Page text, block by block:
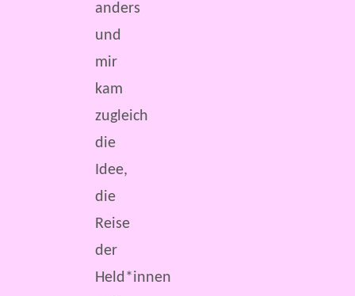
anders
und
mir
kam
zugleich
die
Idee,
die
Reise
der
Held*innen